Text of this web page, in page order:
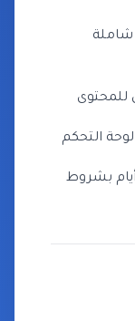
شاملة
للمحتوى
التحكم
سياسة الاسترداد خلال 7 أيام بشروط